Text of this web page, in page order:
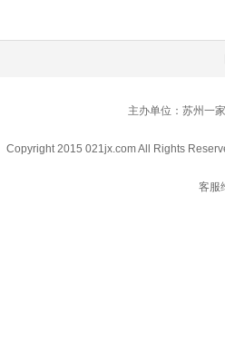
主办单位：苏州一
Copyright 2015 021jx.com All Rights
客服